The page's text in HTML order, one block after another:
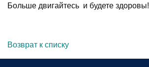
Больше двигайтесь и будете здоровы!
Возврат к списку